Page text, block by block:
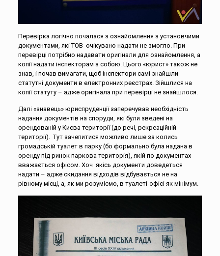
Перевірка логічно почалася з ознайомлення з установчими
документами, які ТОВ очікувано надати не змогло. При
перевірці потрібно надавати оригінали для ознайомлення, а
копії надати інспекторам з собою. Цього «юрист» також не
знав, і почав вимагати, щоб інспектори самі знайшли
статутні документи в електронних реєстрах. Зійшлися на
копії статуту – адже оригінала при перевірці не знайшлося.
Далі «знавець» юриспруденції заперечував необхідність
надання документів на споруди, які були зведені на
орендованій у Києва території (до речі, рекреаційній
території). Тут зачепитися можливо лише за колись
громадській туалет в парку (бо формально була надана в
оренду під ринок паркова територія), якій по документах
вважається офісом. Хоч якісь документи доведеться
надати – адже скидання відходів відбувається не на
рівному місці, а, як ми розуміємо, в туалеті-офісі як мінімум.